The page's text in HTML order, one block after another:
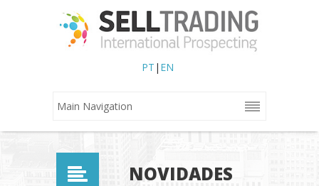
PT | EN
NOVIDADES